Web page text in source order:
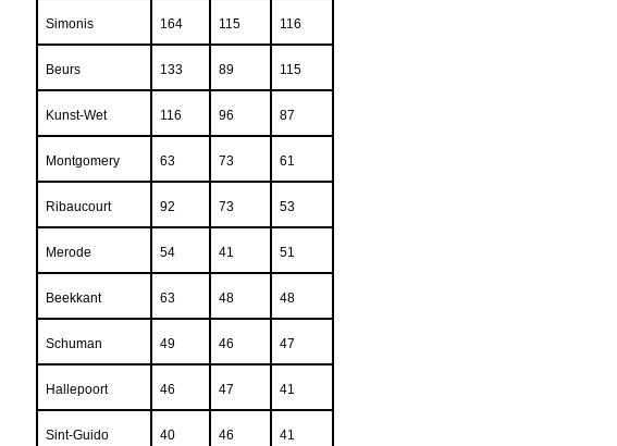
Simonis 164 115 116
Beurs 133 89 115
Kunst-Wet 116 96 87
Montgomery 63 73 61
Ribaucourt 92 73 53
Merode 54 41 51
Beekkant 63 48 48
Schuman 49 46 47
Hallepoort 46 47 41
Sint-Guido 40 46 41